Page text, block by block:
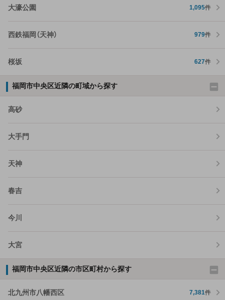
大濠公園 1,095件
西鉄福岡（天神） 979件
桜坂 627件
福岡市中央区近隣の町域から探す
高砂
大手門
天神
春吉
今川
大宮
福岡市中央区近隣の市区町村から探す
北九州市八幡西区 7,381件